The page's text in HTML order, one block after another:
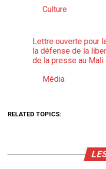
Par rapport à
Culture
Lettre ouverte pour
la défense de la
de la presse au Mali
Par rapport à
Média
RELATED TOPICS: